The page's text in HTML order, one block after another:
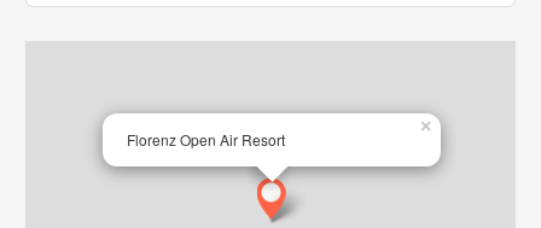
Florenz Open Air Resort
×